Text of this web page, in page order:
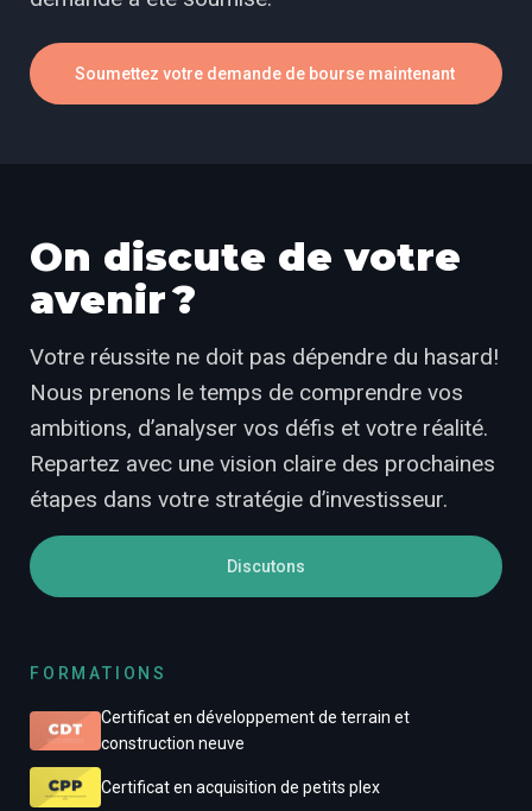
Soumettez votre demande de bourse maintenant
On discute de votre
avenir ?
Votre réussite ne doit pas dépendre du hasard!
Nous prenons le temps de comprendre vos
ambitions, d’analyser vos défis et votre réalité.
Repartez avec une vision claire des prochaines
étapes dans votre stratégie d’investisseur.
Discutons
FORMATIONS
Certificat en développement de terrain et
construction neuve
Certificat en acquisition de petits plex